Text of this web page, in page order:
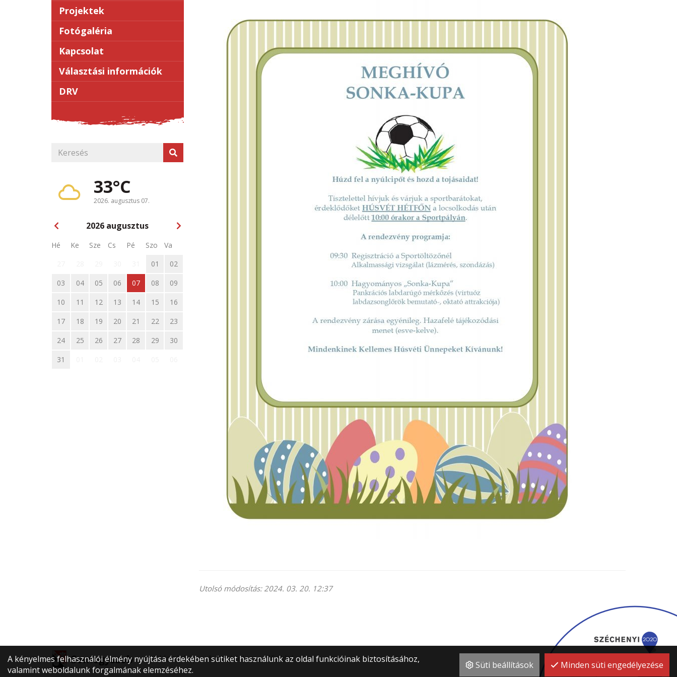
Projektek
Fotógaléria
Kapcsolat
Választási információk
DRV
33°C
2026. augusztus 07.
2026 augusztus
Hé Ke Sze Cs Pé Szo
Va
01
02
03
04 05 06 07 08
09
10
11 12 13 14 15
16
17
18 19 20 21 22
23
24
25 26 27 28 29
30
31
Utolsó módosítás: 2024. 03. 20. 12:37
Oldaltérkép Adatvédelem Főoldal
Süti beállítások Minden süti engedélyezése
A kényelmes felhasználói élmény nyújtása érdekében sütiket használunk az oldal funkcióinak biztosításához,
valamint weboldalunk forgalmának elemzéséhez.